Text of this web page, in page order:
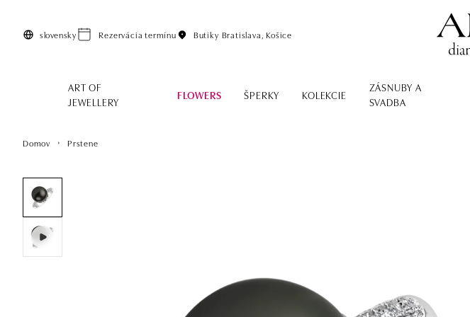
slovensky Rezervácia termínu Butiky Bratislava, Košice
ART OF
JEWELLERY
FLOWERS ŠPERKY KOLEKCIE
ZÁSNUBY A
SVADBA
Domov Prstene